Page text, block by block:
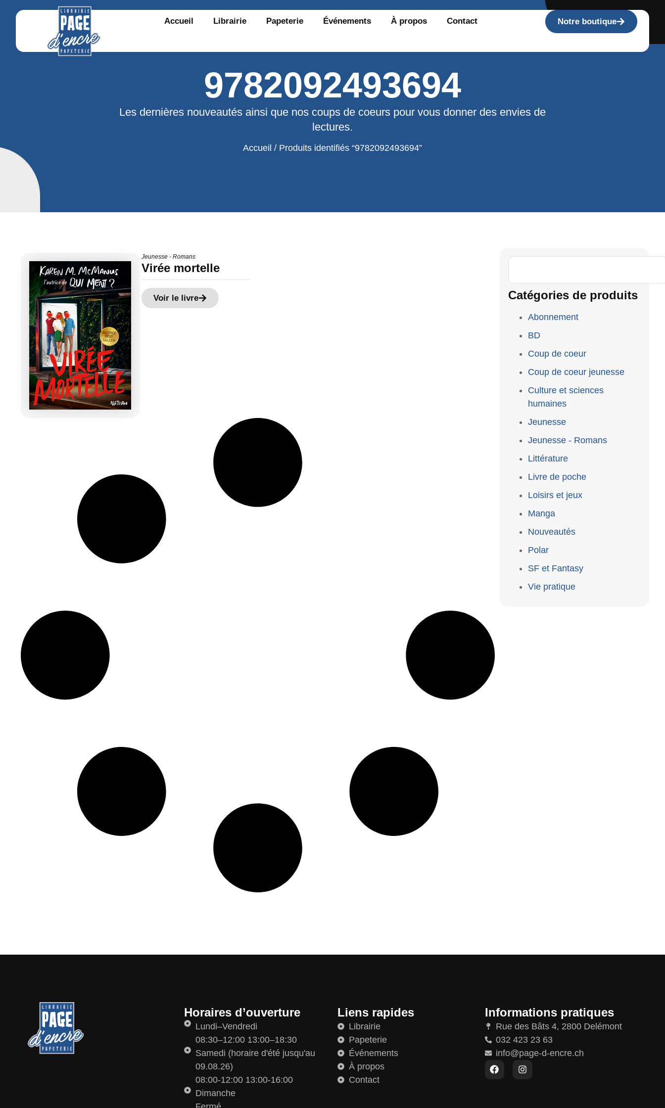
Accueil Librairie Papeterie Événements À propos Contact Notre boutique
9782092493694
Les dernières nouveautés ainsi que nos coups de coeurs pour vous donner des envies de
lectures.
Accueil / Produits identifiés “9782092493694”
Jeunesse - Romans
Virée mortelle
Voir le livre Catégories de produits
Abonnement
BD
Coup de coeur
Coup de coeur jeunesse
Culture et sciences
humaines
Jeunesse
Jeunesse - Romans
Littérature
Livre de poche
Loisirs et jeux
Manga
Nouveautés
Polar
SF et Fantasy
Vie pratique
Horaires d’ouverture
Lundi–Vendredi
08:30–12:00 13:00–18:30
Samedi (horaire d'été jusqu'au
09.08.26)
08:00-12:00 13:00-16:00
Dimanche
Liens rapides
Librairie
Papeterie
Événements
À propos
Contact
Informations pratiques
Rue des Bâts 4, 2800 Delémont
032 423 23 63
info@page-d-encre.ch